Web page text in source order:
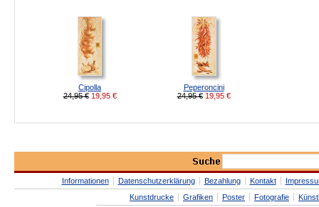
Cipolla
24,95 € 19,95 €
Peperoncini
24,95 € 19,95 €
Informationen Datenschutzerklärung Bezahlung Kontakt
Kunstdrucke
Grafiken Poster Fotografie